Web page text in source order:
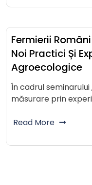
Fermierii
Noi Practici Și
Agroecologice
În cadrul
măsurare prin
Read More